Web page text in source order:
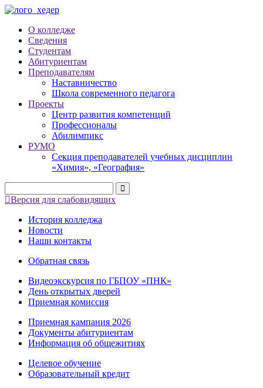
О колледже
Сведения
Студентам
Абитуриентам
Преподавателям
Наставничество
Школа современного педагога
Проекты
Центр развития компетенций
Профессионалы
Абилимпикс
РУМО
Секция преподавателей учебных дисциплин
«Химия», «География»
Версия для слабовидящих
История колледжа
Новости
Наши контакты
Обратная связь
Видеоэкскурсия по ГБПОУ «ПНК»
День открытых дверей
Приемная комиссия
Приемная кампания 2026
Дoкументы абитуриентам
Информация об общежитиях
Целевое обучение
Образовательный кредит